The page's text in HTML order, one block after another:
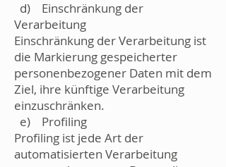
d) Einschränkung der
Verarbeitung
Einschränkung der Verarbeitung ist
die Markierung gespeicherter
personenbezogener Daten mit dem
Ziel, ihre künftige Verarbeitung
einzuschränken.
e) Profiling
Profiling ist jede Art der
automatisierten Verarbeitung